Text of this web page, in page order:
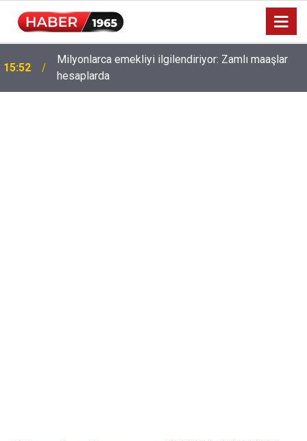
15:52
Milyonlarca emekliyi ilgilendiriyor: Zamlı maaşlar
hesaplarda